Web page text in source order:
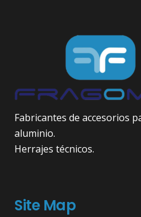
Fabricantes de accesorios
aluminio.
Herrajes técnicos.
Site Map